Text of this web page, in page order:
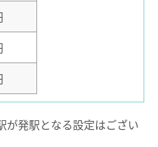
発駅となる設定はござい